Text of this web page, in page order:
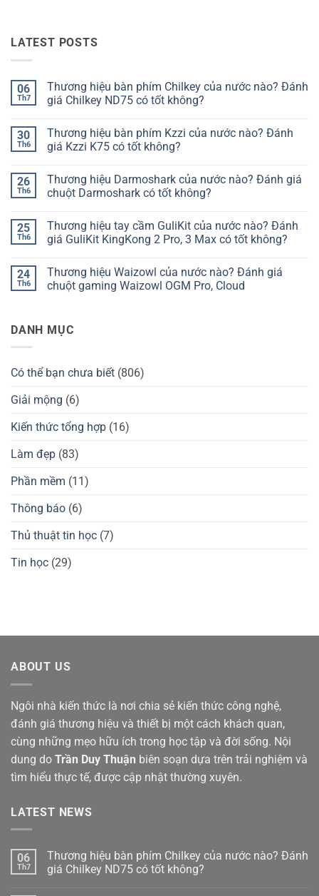
LATEST POSTS
06
Th7
Thương hiệu bàn phím Chilkey của nước nào? Đánh
giá Chilkey ND75 có tốt không?
bình
luận
ở
bàn
phím
Chilkey
nào?
Đánh
giá
có
tốt
không?
30
Th6
Thương hiệu bàn phím Kzzi của nước nào? Đánh
giá Kzzi K75 có tốt không?
bình
luận
ở
bàn
phím
Kzzi
nào?
Đánh
giá
tốt
không?
26
Th6
Thương hiệu Darmoshark của nước nào? Đánh giá
chuột Darmoshark có tốt không?
bình
luận
ở
Darmoshark
của
nước
chuột
Darmoshark
25
Th6
Thương hiệu tay cầm GuliKit của nước nào? Đánh
giá GuliKit KingKong 2 Pro, 3 Max có tốt không?
bình
luận
ở
cầm
GuliKit
Đánh
KingKong
3
tốt
24
Th6
Thương hiệu Waizowl của nước nào? Đánh giá
chuột gaming Waizowl OGM Pro, Cloud
luận
ở
của
Đánh
gaming
OGM
Pro,
DANH MỤC
Có thể bạn chưa biết (806)
Giải mộng (6)
Kiến thức tổng hợp (16)
Làm đẹp (83)
Phần mềm (11)
Thông báo (6)
Thủ thuật tin học (7)
Tin học (29)
ABOUT US
Ngôi nhà kiến thức là nơi chia sẻ kiến thức công nghệ,
đánh giá thương hiệu và thiết bị một cách khách quan,
cùng những mẹo hữu ích trong học tập và đời sống. Nội
dung do Trần Duy Thuận biên soạn dựa trên trải nghiệm và
tìm hiểu thực tế, được cập nhật thường xuyên.
LATEST NEWS
06
Th7
Thương hiệu bàn phím Chilkey của nước nào? Đánh
giá Chilkey ND75 có tốt không?